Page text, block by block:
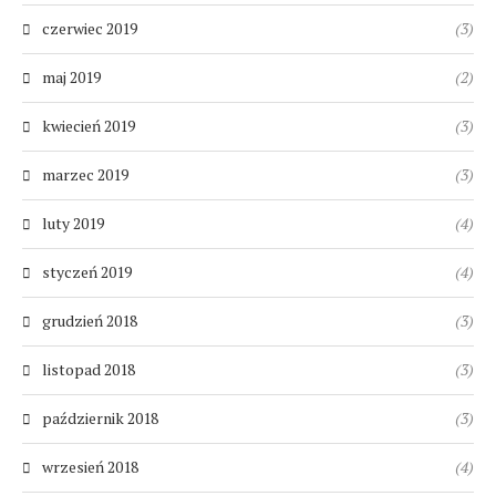
czerwiec 2019 (3)
maj 2019 (2)
kwiecień 2019 (3)
marzec 2019 (3)
luty 2019 (4)
styczeń 2019 (4)
grudzień 2018 (3)
listopad 2018 (3)
październik 2018 (3)
wrzesień 2018 (4)